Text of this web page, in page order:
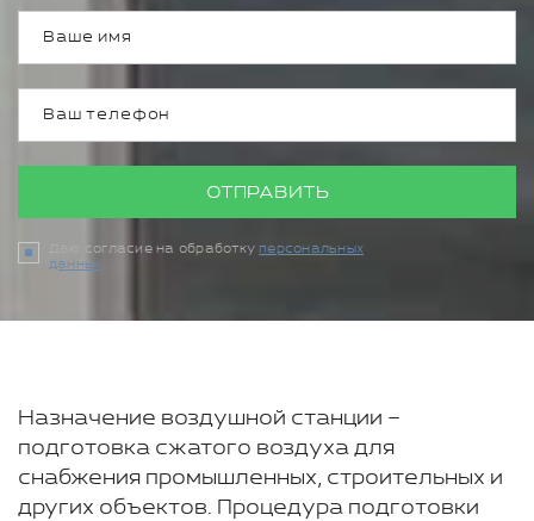
ОТПРАВИТЬ
Даю согласие на обработку персональных
данных
Назначение воздушной станции –
подготовка сжатого воздуха для
снабжения промышленных, строительных и
других объектов. Процедура подготовки